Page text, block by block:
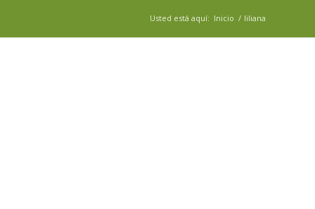
Usted está aquí: Inicio / liliana